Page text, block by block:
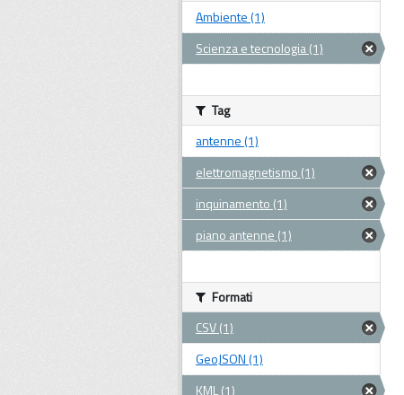
Ambiente (1)
Scienza e tecnologia (1)
Tag
antenne (1)
elettromagnetismo (1)
inquinamento (1)
piano antenne (1)
Formati
CSV (1)
GeoJSON (1)
KML (1)